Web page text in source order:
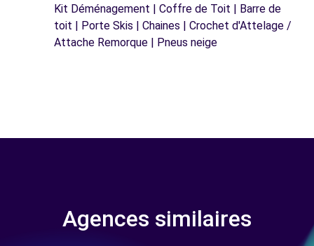
Kit Déménagement | Coffre de Toit | Barre de
toit | Porte Skis | Chaines | Crochet d'Attelage /
Attache Remorque | Pneus neige
Agences similaires